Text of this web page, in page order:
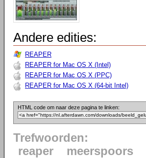
Andere edities:
REAPER
REAPER for Mac OS X (Intel)
REAPER for Mac OS X (PPC)
REAPER for Mac OS X (64-bit Intel)
HTML code om naar deze pagina te linken:
Trefwoorden:
reaper
meerspoors